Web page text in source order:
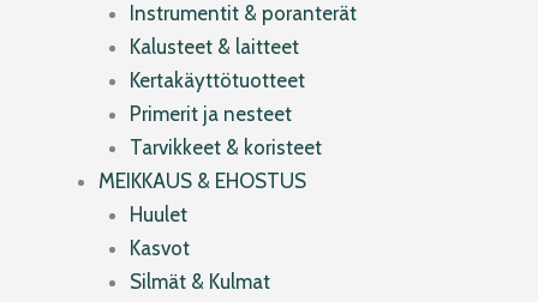
Instrumentit & poranterät
Kalusteet & laitteet
Kertakäyttötuotteet
Primerit ja nesteet
Tarvikkeet & koristeet
MEIKKAUS & EHOSTUS
Huulet
Kasvot
Silmät & Kulmat